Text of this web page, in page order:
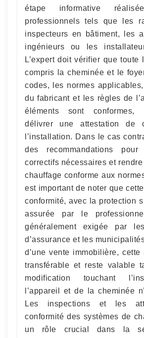
étape informative
professionnels tels que les
inspecteurs en bâtiment, les
ingénieurs ou les
L’expert doit vérifier que toute
compris la cheminée et le
codes, les normes
du fabricant et les règles de
éléments sont conformes,
délivrer une attestation de
l’installation. Dans le cas
des recommandations
correctifs nécessaires et
chauffage conforme aux
est important de noter que
conformité, avec la protection
assurée par le
généralement exigée par
d’assurance et les
d’une vente immobilière, cette
transférable et reste valable
modification touchant
l’appareil et de la cheminée
Les inspections et les
conformité des systèmes de
un rôle crucial dans la